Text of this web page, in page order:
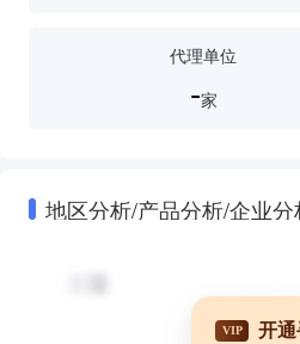
代理单位
-家
地区分析/产品分析/企业分
VIP 开